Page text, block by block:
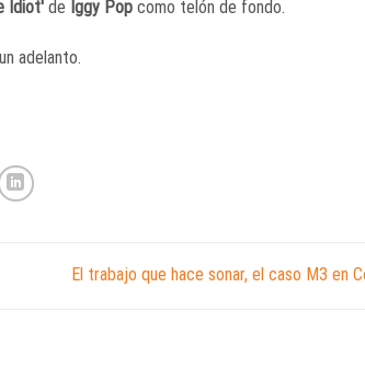
Idiot' de Iggy Pop como telón de fondo.
adelanto.
El trabajo que hace sonar, el caso M3 en